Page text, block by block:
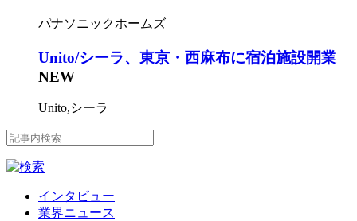
パナソニックホームズ
Unito/シーラ、東京・西麻布に宿泊施設開業
NEW
Unito,シーラ
インタビュー
業界ニュース